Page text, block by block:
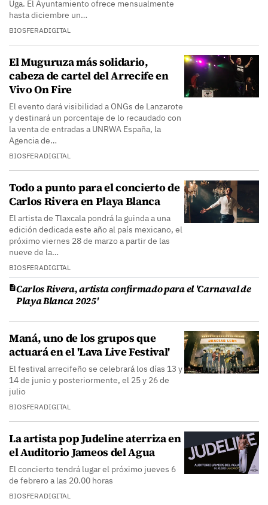
Uga. El Ayuntamiento ofrece mensualmente
hasta diciembre un…
BIOSFERADIGITAL
El Muguruza más solidario,
cabeza de cartel del Arrecife en
Vivo On Fire
El evento dará visibilidad a ONGs de Lanzarote
y destinará un porcentaje de lo recaudado con
la venta de entradas a UNRWA España, la
Agencia de…
BIOSFERADIGITAL
Todo a punto para el concierto de
Carlos Rivera en Playa Blanca
El artista de Tlaxcala pondrá la guinda a una
edición dedicada este año al país mexicano, el
próximo viernes 28 de marzo a partir de las
nueve de la…
BIOSFERADIGITAL
Carlos Rivera, artista confirmado para el 'Carnaval de
Playa Blanca 2025'
Maná, uno de los grupos que
actuará en el 'Lava Live Festival'
El festival arrecifeño se celebrará los días 13 y
14 de junio y posteriormente, el 25 y 26 de
julio
BIOSFERADIGITAL
La artista pop Judeline aterriza en
el Auditorio Jameos del Agua
El concierto tendrá lugar el próximo jueves 6
de febrero a las 20.00 horas
BIOSFERADIGITAL